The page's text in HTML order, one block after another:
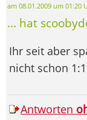
am 08.01.2009 um 01:20
... hat
Ihr seit aber
nicht schon
Antworten